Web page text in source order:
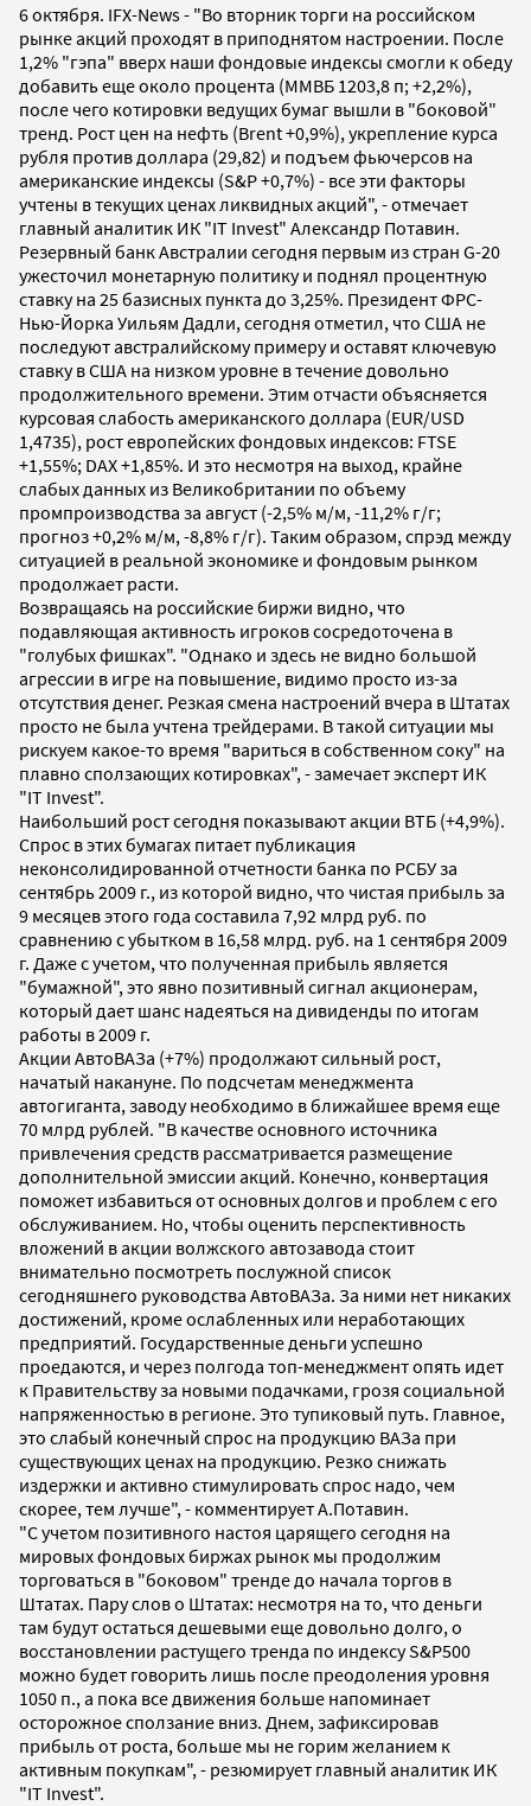
6 октября. IFX-News - "Во вторник торги на российском
рынке акций проходят в приподнятом настроении. После
1,2% "гэпа" вверх наши фондовые индексы смогли к обеду
добавить еще около процента (ММВБ 1203,8 п; +2,2%),
после чего котировки ведущих бумаг вышли в "боковой"
тренд. Рост цен на нефть (Brent +0,9%), укрепление курса
рубля против доллара (29,82) и подъем фьючерсов на
американские индексы (S&P +0,7%) - все эти факторы
учтены в текущих ценах ликвидных акций", - отмечает
главный аналитик ИК "IT Invest" Александр Потавин.
Резервный банк Австралии сегодня первым из стран G-20
ужесточил монетарную политику и поднял процентную
ставку на 25 базисных пункта до 3,25%. Президент ФРС-
Нью-Йорка Уильям Дадли, сегодня отметил, что США не
последуют австралийскому примеру и оставят ключевую
ставку в США на низком уровне в течение довольно
продолжительного времени. Этим отчасти объясняется
курсовая слабость американского доллара (EUR/USD
1,4735), рост европейских фондовых индексов: FTSE
+1,55%; DAX +1,85%. И это несмотря на выход, крайне
слабых данных из Великобритании по объему
промпроизводства за август (-2,5% м/м, -11,2% г/г;
прогноз +0,2% м/м, -8,8% г/г). Таким образом, спрэд между
ситуацией в реальной экономике и фондовым рынком
продолжает расти.
Возвращаясь на российские биржи видно, что
подавляющая активность игроков сосредоточена в
"голубых фишках". "Однако и здесь не видно большой
агрессии в игре на повышение, видимо просто из-за
отсутствия денег. Резкая смена настроений вчера в Штатах
просто не была учтена трейдерами. В такой ситуации мы
рискуем какое-то время "вариться в собственном соку" на
плавно сползающих котировках", - замечает эксперт ИК
"IT Invest".
Наибольший рост сегодня показывают акции ВТБ (+4,9%).
Спрос в этих бумагах питает публикация
неконсолидированной отчетности банка по РСБУ за
сентябрь 2009 г., из которой видно, что чистая прибыль за
9 месяцев этого года составила 7,92 млрд руб. по
сравнению с убытком в 16,58 млрд. руб. на 1 сентября 2009
г. Даже с учетом, что полученная прибыль является
"бумажной", это явно позитивный сигнал акционерам,
который дает шанс надеяться на дивиденды по итогам
работы в 2009 г.
Акции АвтоВАЗа (+7%) продолжают сильный рост,
начатый накануне. По подсчетам менеджмента
автогиганта, заводу необходимо в ближайшее время еще
70 млрд рублей. "В качестве основного источника
привлечения средств рассматривается размещение
дополнительной эмиссии акций. Конечно, конвертация
поможет избавиться от основных долгов и проблем с его
обслуживанием. Но, чтобы оценить перспективность
вложений в акции волжского автозавода стоит
внимательно посмотреть послужной список
сегодняшнего руководства АвтоВАЗа. За ними нет никаких
достижений, кроме ослабленных или неработающих
предприятий. Государственные деньги успешно
проедаются, и через полгода топ-менеджмент опять идет
к Правительству за новыми подачками, грозя социальной
напряженностью в регионе. Это тупиковый путь. Главное,
это слабый конечный спрос на продукцию ВАЗа при
существующих ценах на продукцию. Резко снижать
издержки и активно стимулировать спрос надо, чем
скорее, тем лучше", - комментирует А.Потавин.
"С учетом позитивного настоя царящего сегодня на
мировых фондовых биржах рынок мы продолжим
торговаться в "боковом" тренде до начала торгов в
Штатах. Пару слов о Штатах: несмотря на то, что деньги
там будут остаться дешевыми еще довольно долго, о
восстановлении растущего тренда по индексу S&P500
можно будет говорить лишь после преодоления уровня
1050 п., а пока все движения больше напоминает
осторожное сползание вниз. Днем, зафиксировав
прибыль от роста, больше мы не горим желанием к
активным покупкам", - резюмирует главный аналитик ИК
"IT Invest".